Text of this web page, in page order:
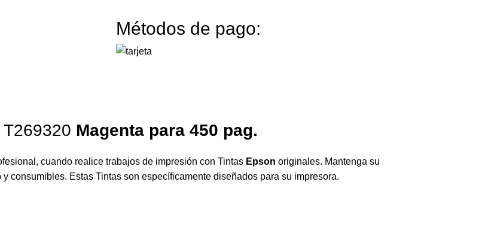
Métodos de pago:
T269320 Magenta para 450 pag.
cuando realice trabajos de impresión con Tintas Epson originales. Mantenga su
consumibles. Estas Tintas son específicamente diseñados para su impresora.